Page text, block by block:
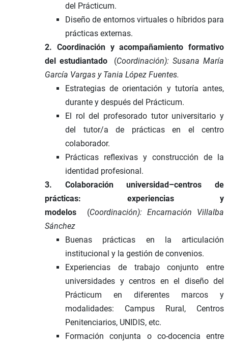
del Prácticum.
Diseño de entornos virtuales o híbridos para
prácticas externas.
2. Coordinación y acompañamiento formativo
del estudiantado (Coordinación): Susana María
García Vargas y Tania López Fuentes.
Estrategias de orientación y tutoría antes,
durante y después del Prácticum.
El rol del profesorado tutor universitario y
del tutor/a de prácticas en el centro
colaborador.
Prácticas reflexivas y construcción de la
identidad profesional.
3. Colaboración universidad–centros de
prácticas: experiencias y
modelos
(Coordinación): Encarnación Villalba
Sánchez
Buenas prácticas en la articulación
institucional y la gestión de convenios.
Experiencias de trabajo conjunto entre
universidades y centros en el diseño del
Prácticum en diferentes marcos y
modalidades: Campus Rural, Centros
Penitenciarios, UNIDIS, etc.
Formación conjunta o co-docencia entre